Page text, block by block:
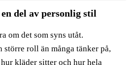
del av personlig stil
om det som syns utåt.
större roll än många tänker på,
kläder sitter och hur hela